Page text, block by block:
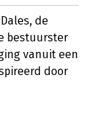
de
bestuurster
vanuit een
door